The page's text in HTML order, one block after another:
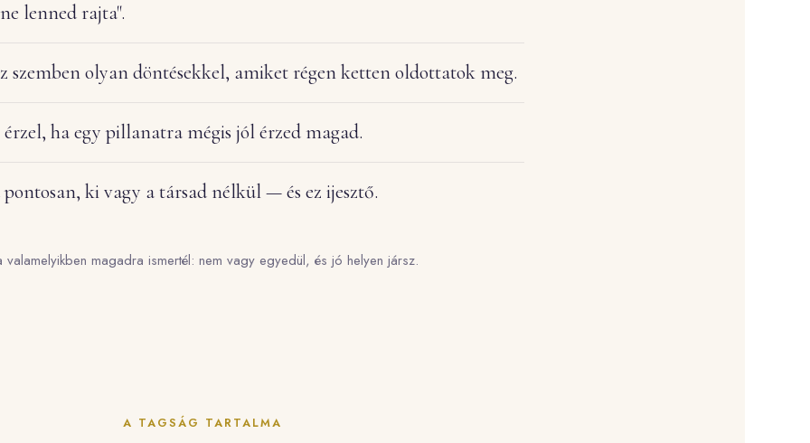
lenned rajta".
szemben olyan döntésekkel, amiket régen ketten oldottatok meg.
ha egy pillanatra mégis jól érzed magad.
ki vagy a társad nélkül — és ez ijesztő.
valamelyikben magadra ismertél: nem vagy egyedül, és jó helyen jársz.
A TAGSÁG TARTALMA